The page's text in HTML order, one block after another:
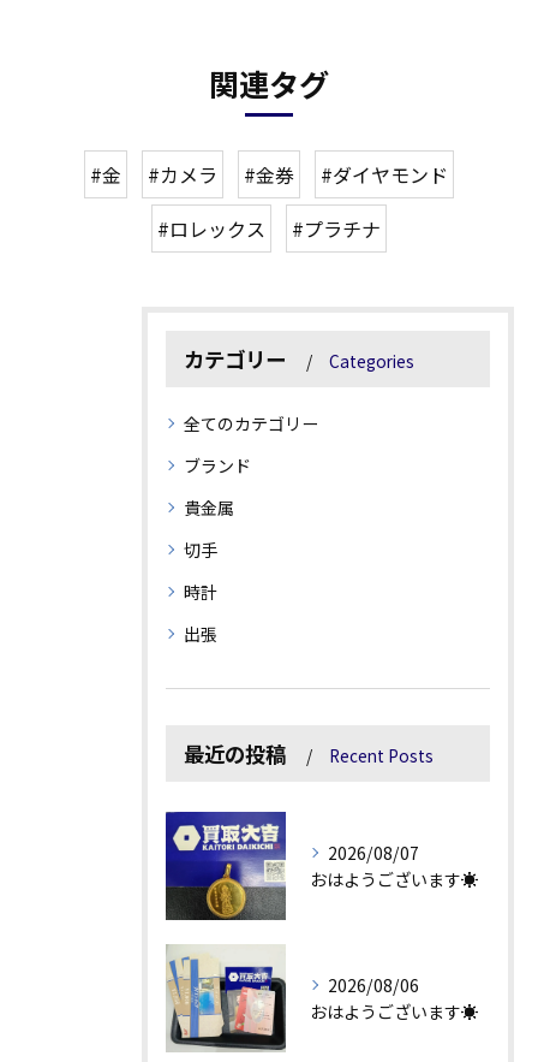
関連タグ
#金 #カメラ #金券
#ダイヤモンド
#ロレックス
#プラチナ
カテゴリー Categories
全てのカテゴリー
ブランド
貴金属
切手
時計
出張
最近の投稿 Recent Posts
2026/08/07
おはようございます☀
2026/08/06
おはようございます☀